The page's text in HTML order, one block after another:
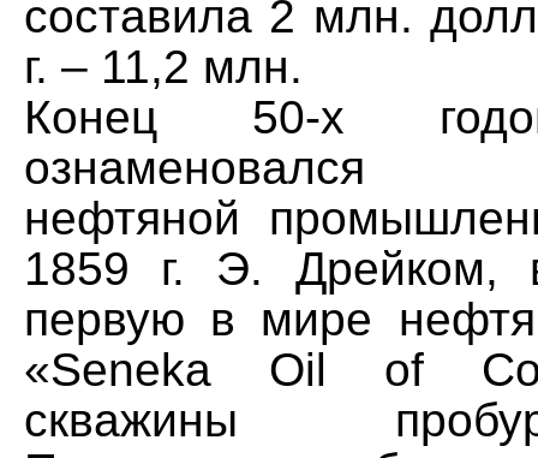
составила 2 млн.
г. – 11,2 млн.
Конец 50-х
ознаменовался
нефтяной
1859 г. Э. Дрейком,
первую в мире
«Seneka Oil of
скважины